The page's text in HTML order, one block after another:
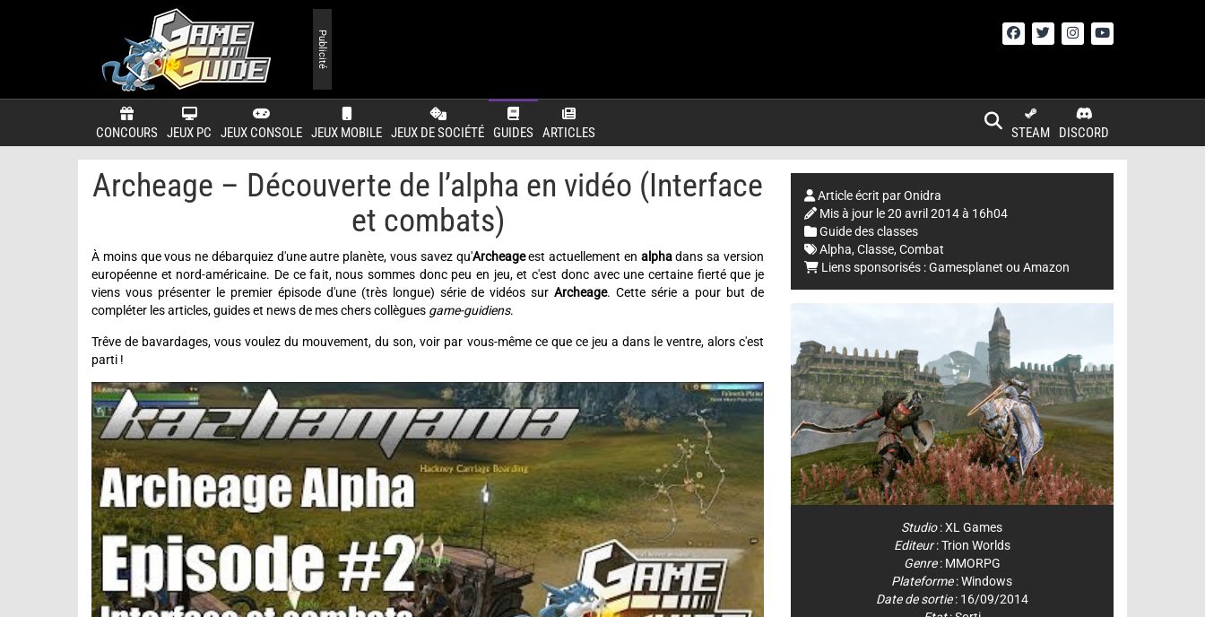
CONCOURS JEUX PC JEUX CONSOLE JEUX MOBILE JEUX DE SOCIÉTÉ GUIDES ARTICLES DISCORD
STEAM
Publicité
Archeage – Découverte de l’alpha en vidéo (Interface
et combats)
À moins que vous ne débarquiez d'une autre planète, vous savez qu'Archeageest actuellement en alphadans sa version
européenne et nord-américaine. De ce fait, nous sommes donc peu en jeu, et c'est donc avec une certaine fierté que je
viens vous présenter le premier épisode d'une (très longue) série de vidéos surArcheage. Cette série a pour but de
compléter les articles, guides et news de mes chers collègues game-guidiens.
Trêve de bavardages, vous voulez du mouvement, du son, voir par vous-même ce que ce jeu a dans le ventre, alors c'est
parti !
Article écrit parOnidra
Mis à jour le20 avril 2014 à 16h04
Guide des classes
Alpha, Classe, Combat
Liens sponsorisés :Gamesplanet ou Amazon
Studio:XL Games
Editeur:Trion Worlds
Genre: MMORPG
Plateforme:Windows
Date de sortie: 16/09/2014